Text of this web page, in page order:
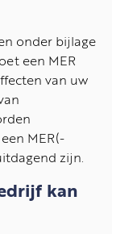
onder bijlage
een MER
van uw
MER(-
zijn.
kan